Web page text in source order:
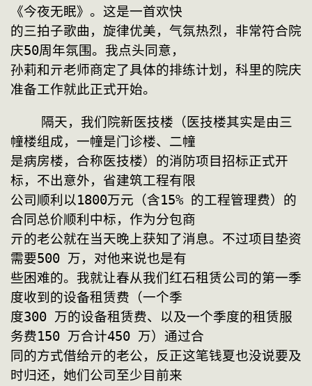
《今夜无眠》。这是一首欢快
的三拍子歌曲，旋律优美，气氛热烈，非常符合院
庆50周年氛围。我点头同意，
孙莉和亓老师商定了具体的排练计划，科里的院庆
准备工作就此正式开始。
幢楼组成，一幢是门诊楼、二幢
是病房楼，合称医技楼）的消防项目招标正式开
标，不出意外，省建筑工程有限
公司顺利以1800万元（含15% 的工程管理费）的
合同总价顺利中标，作为分包商
亓的老公就在当天晚上获知了消息。不过项目垫资
需要500 万，对他来说也是有
些困难的。我就让春从我们红石租赁公司的第一季
度收到的设备租赁费（一个季
度300 万的设备租赁费、以及一个季度的租赁服
务费150 万合计450 万）通过合
同的方式借给亓的老公，反正这笔钱夏也没说要及
时归还，她们公司至少目前来